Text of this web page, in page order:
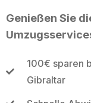
Genießen Sie
100€ sparen
Gibraltar